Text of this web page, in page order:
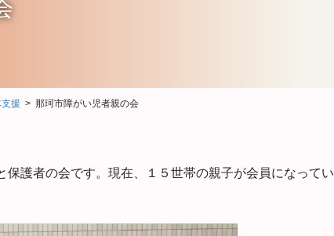
援 那珂市障がい児者親の会
護者の会です。現在、１５世帯の親子が会員になってい